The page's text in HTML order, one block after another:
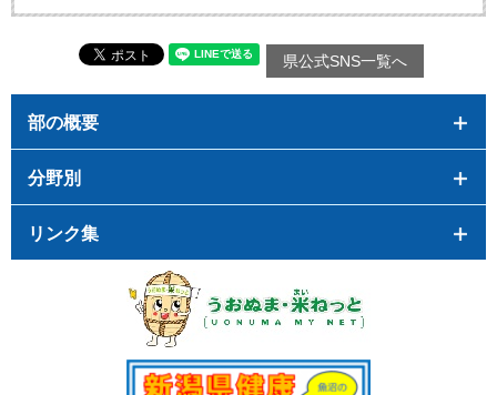
県公式SNS一覧へ
部の概要
分野別
リンク集